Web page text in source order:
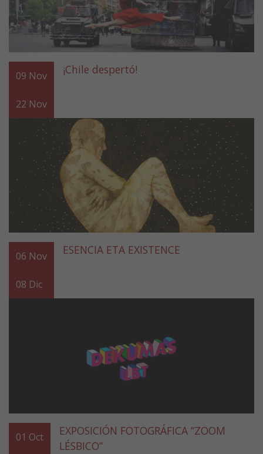
09 Nov
22 Nov
¡Chile despertó!
06 Nov
08 Dic
ESENCIA ETA EXISTENCE
01 Oct
EXPOSICIÓN FOTOGRÁFICA “ZOOM
LÉSBICO”